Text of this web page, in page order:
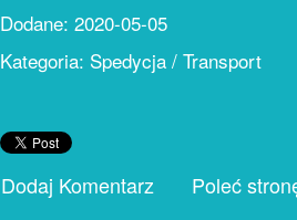
Dodane: 2020-05-05
Kategoria: Spedycja / Transport
Dodaj Komentarz
Poleć